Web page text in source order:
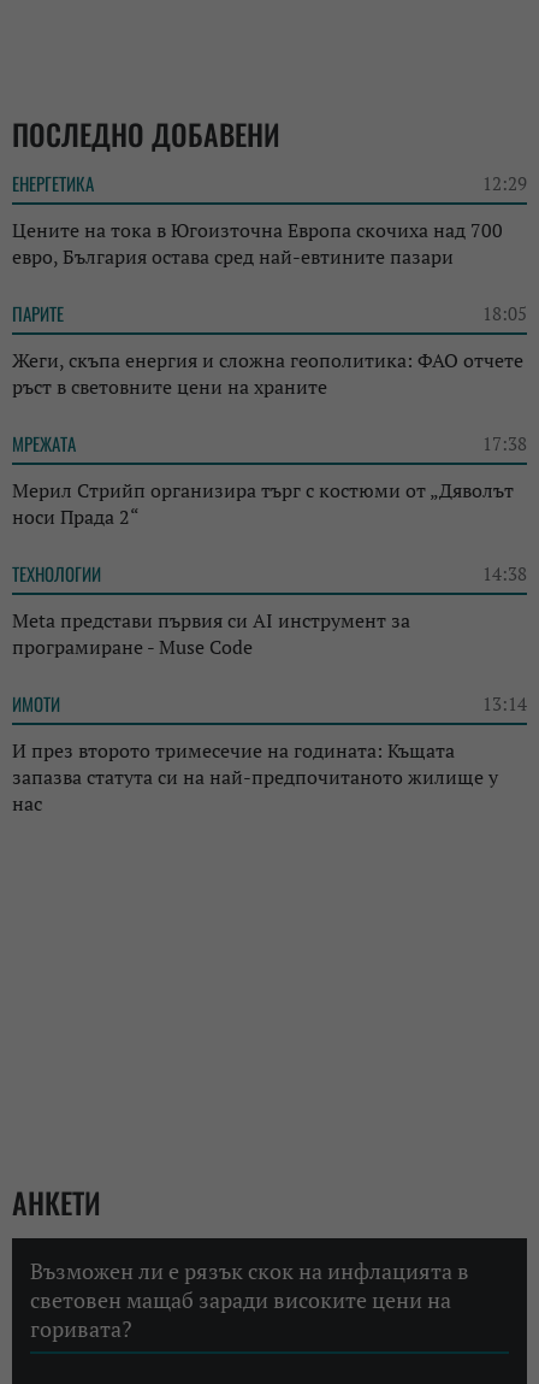
ПОСЛЕДНО ДОБАВЕНИ
ЕНЕРГЕТИКА 12:29
Цените на тока в Югоизточна Европа скочиха над 700
евро, България остава сред най-евтините пазари
ПАРИТЕ 18:05
Жеги, скъпа енергия и сложна геополитика: ФАО отчете
ръст в световните цени на храните
МРЕЖАТА 17:38
Мерил Стрийп организира търг с костюми от „Дяволът
носи Прада 2“
ТЕХНОЛОГИИ 14:38
Meta представи първия си AI инструмент за
програмиране - Muse Code
ИМОТИ 13:14
И през второто тримесечие на годината: Къщата
запазва статута си на най-предпочитаното жилище у
нас
АНКЕТИ
Възможен ли е рязък скок на инфлацията в
световен мащаб заради високите цени на
горивата?